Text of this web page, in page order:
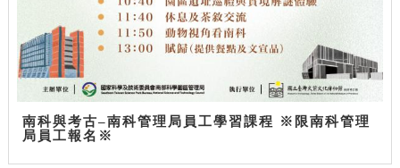
南科與考古–南科管理局員工學習課程 ※限南科管理
局員工報名※